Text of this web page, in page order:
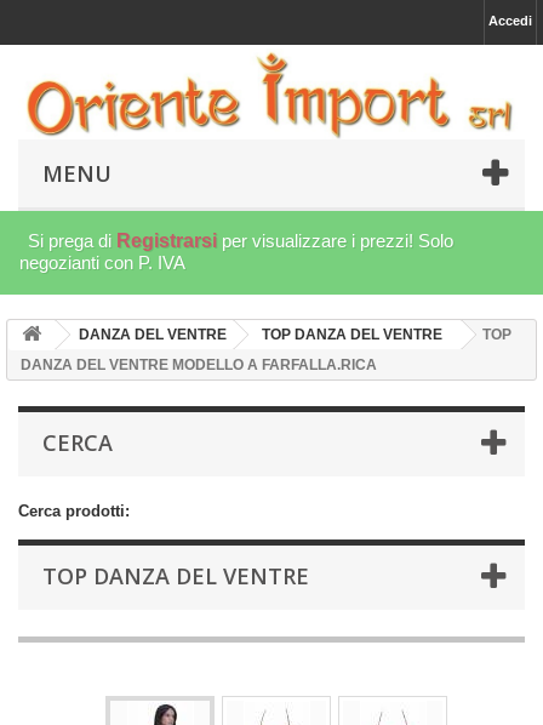
Accedi
MENU
Si prega di Registrarsi per visualizzare i prezzi! Solo
negozianti con P. IVA
DANZA DEL VENTRE TOP DANZA DEL VENTRE
TOP
DANZA DEL VENTRE MODELLO A FARFALLA.RICA
CERCA
Cerca prodotti:
TOP DANZA DEL VENTRE